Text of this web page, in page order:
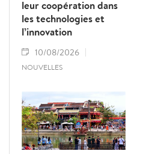
leur coopération dans
les technologies et
l’innovation
10/08/2026
NOUVELLES